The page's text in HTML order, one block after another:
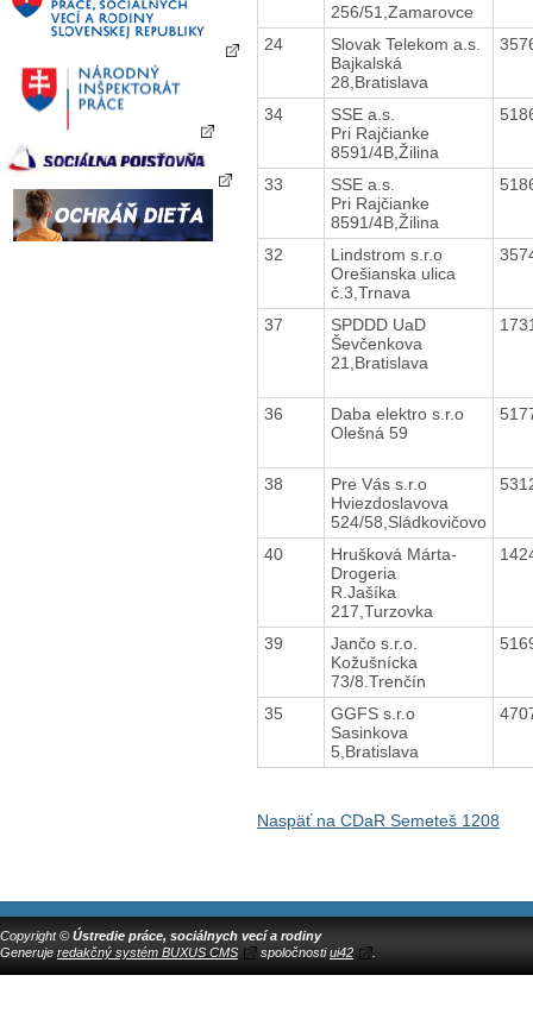
256/51,Zamarovce
24
Slovak Telekom a.s.
Bajkalská
28,Bratislava
34
SSE a.s.
Pri Rajčianke
8591/4B,Žilina
33
SSE a.s.
Pri Rajčianke
8591/4B,Žilina
32
Lindstrom s.r.o
Orešianska ulica
č.3,Trnava
37
SPDDD UaD
Ševčenkova
21,Bratislava
36
Daba elektro s.r.o
Olešná 59
38
Pre Vás s.r.o
Hviezdoslavova
524/58,Sládkovičovo
40
Hrušková Márta-
Drogeria
R.Jašíka
217,Turzovka
39
Jančo s.r.o.
Kožušnícka
73/8.Trenčín
35
GGFS s.r.o
Sasinkova
5,Bratislava
Naspäť na CDaR Semeteš 1208
Copyright © Ústredie práce, sociálnych vecí a rodiny
Generuje redakčný systém BUXUS CMS spoločnostiui42